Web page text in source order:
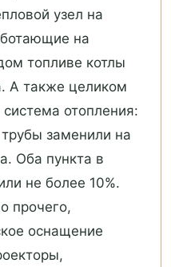
узел на
на
топливе котлы
А также целиком
отопления:
заменили на
Оба пункта в
не более 10%.
прочего,
оснащение